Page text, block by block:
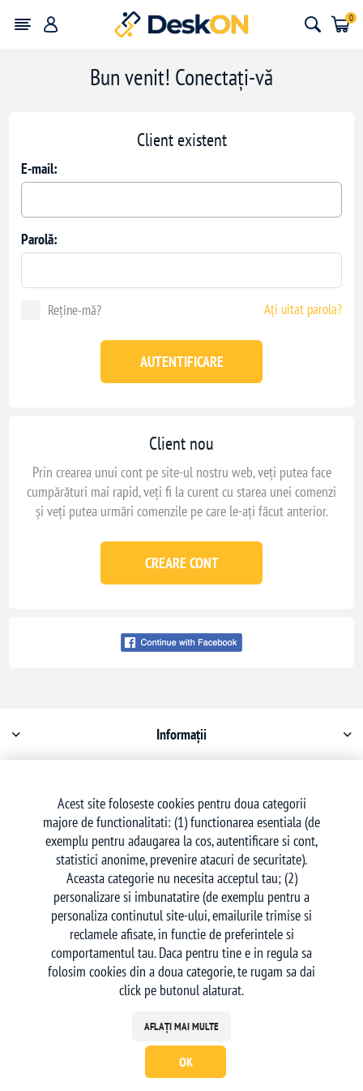
0
Bun venit! Conectați-vă
Client nou
Prin crearea unui cont pe site-ul nostru web, veți putea face
cumpărături mai rapid, veți fi la curent cu starea unei comenzi
și veți putea urmări comenzile pe care le-ați făcut anterior.
CREARE CONT
Client existent
E-mail:
Parolă:
Reține-mă? Ați uitat parola?
AUTENTIFICARE
Conecteaza-te cu
Informații
Serviciu clienți
Urmăriți-ne
nopCommerce| Creat de
Acest site foloseste cookies pentru doua categorii
majore de functionalitati: (1) functionarea esentiala (de
exemplu pentru adaugarea la cos, autentificare si cont,
statistici anonime, prevenire atacuri de securitate).
Aceasta categorie nu necesita acceptul tau; (2)
personalizare si imbunatatire (de exemplu pentru a
personaliza continutul site-ului, emailurile trimise si
reclamele afisate, in functie de preferintele si
comportamentul tau. Daca pentru tine e in regula sa
folosim cookies din a doua categorie, te rugam sa dai
click pe butonul alaturat.
AFLAȚI MAI MULTE
OK